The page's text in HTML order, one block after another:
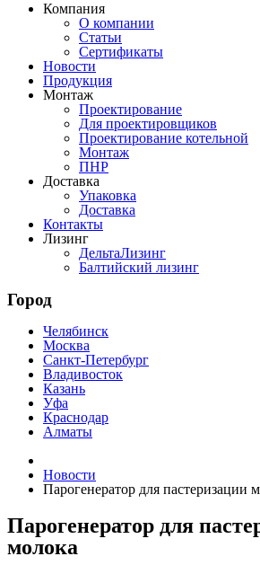
Компания
О компании
Статьи
Сертификаты
Новости
Продукция
Монтаж
Проектирование
Для проектировщиков
Проектирование котельной
Монтаж
ПНР
Доставка
Упаковка
Доставка
Контакты
Лизинг
ДельтаЛизинг
Балтийский лизинг
Город
Челябинск
Москва
Санкт-Петербург
Владивосток
Казань
Уфа
Краснодар
Алматы
Новости
Парогенератор для пастеризации
Парогенератор для
молока